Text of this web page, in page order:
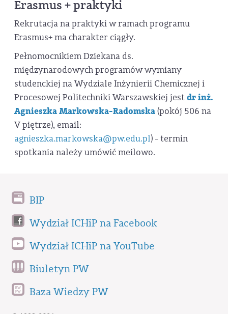
Erasmus + praktyki
Rekrutacja na praktyki w ramach programu
Erasmus+ ma charakter ciągły.
Pełnomocnikiem Dziekana ds.
międzynarodowych programów wymiany
studenckiej na Wydziale Inżynierii Chemicznej i
Procesowej Politechniki Warszawskiej jest dr inż.
Agnieszka Markowska-Radomska(pokój 506 na
V piętrze), email:
agnieszka.markowska@pw.edu.pl) - termin
spotkania należy umówić meilowo.
BIP
Wydział ICHiP na Facebook
Wydział ICHiP na YouTube
Biuletyn PW
Baza Wiedzy PW